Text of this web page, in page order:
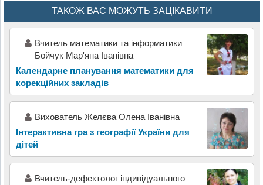
ТАКОЖ ВАС МОЖУТЬ ЗАЦІКАВИТИ
Вчитель математики та інформатики
Бойчук Мар'яна Іванівна
Календарне планування математики для
корекційних закладів
Вихователь Желєва Олена Іванівна
Інтерактивна гра з географії України для
дітей
Вчитель-дефектолог індивідуального